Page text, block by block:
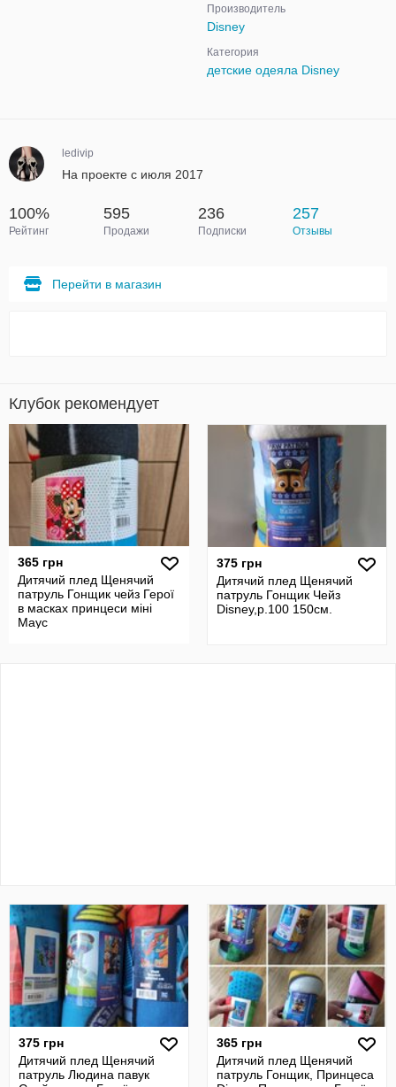
Производитель
Disney
Категория
детские одеяла Disney
ledivip
На проекте с июля 2017
100%
Рейтинг
595
Продажи
236
Подписки
257
Отзывы
Перейти в магазин
Клубок рекомендует
365 грн
Дитячий плед Щенячий
патруль Гонщик чейз Герої
в масках принцеси міні
Маус
375 грн
Дитячий плед Щенячий
патруль Гонщик Чейз
Disney,р.100 150см.
375 грн
Дитячий плед Щенячий
патруль Людина павук
365 грн
Дитячий плед Щенячий
патруль Гонщик, Принцеса